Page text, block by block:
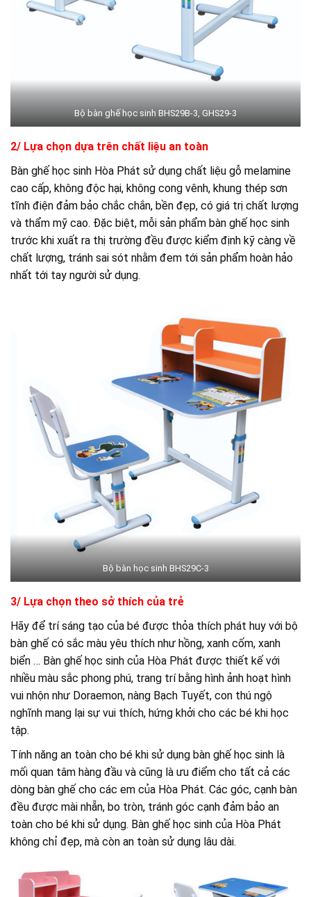
Bộ bàn ghế học sinh BHS29B-3, GHS29-3
2/ Lựa chọn dựa trên chất liệu an toàn
Bàn ghế học sinh Hòa Phát sử dụng chất liệu gỗ melamine
cao cấp, không độc hại, không cong vênh, khung thép sơn
tĩnh điện đảm bảo chắc chắn, bền đẹp, có giá trị chất lượng
và thẩm mỹ cao. Đặc biệt, mỗi sản phẩm bàn ghế học sinh
trước khi xuất ra thị trường đều được kiểm định kỹ càng về
chất lượng, tránh sai sót nhằm đem tới sản phẩm hoàn hảo
nhất tới tay người sử dụng.
Bộ bàn học sinh BHS29C-3
3/ Lựa chọn theo sở thích của trẻ
Hãy để trí sáng tạo của bé được thỏa thích phát huy với bộ
bàn ghế có sắc màu yêu thích như hồng, xanh cốm, xanh
biển … Bàn ghế học sinh của Hòa Phát được thiết kế với
nhiều màu sắc phong phú, trang trí bằng hình ảnh hoạt hình
vui nhộn như Doraemon, nàng Bạch Tuyết, con thú ngộ
nghĩnh mang lại sự vui thích, hứng khởi cho các bé khi học
tập.
Tính năng an toàn cho bé khi sử dụng bàn ghế học sinh là
mối quan tâm hàng đầu và cũng là ưu điểm cho tất cả các
dòng bàn ghế cho các em của Hòa Phát. Các góc, cạnh bàn
đều được mài nhẵn, bo tròn, tránh góc cạnh đảm bảo an
toàn cho bé khi sử dụng. Bàn ghế học sinh của Hòa Phát
không chỉ đẹp, mà còn an toàn sử dụng lâu dài.